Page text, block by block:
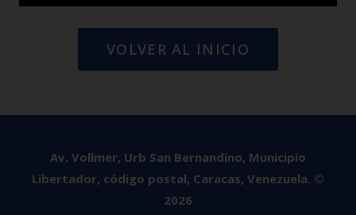
VOLVER AL INICIO
Av. Vollmer, Urb San Bernandino, Municipio
Libertador, código postal, Caracas, Venezuela. ©
2026